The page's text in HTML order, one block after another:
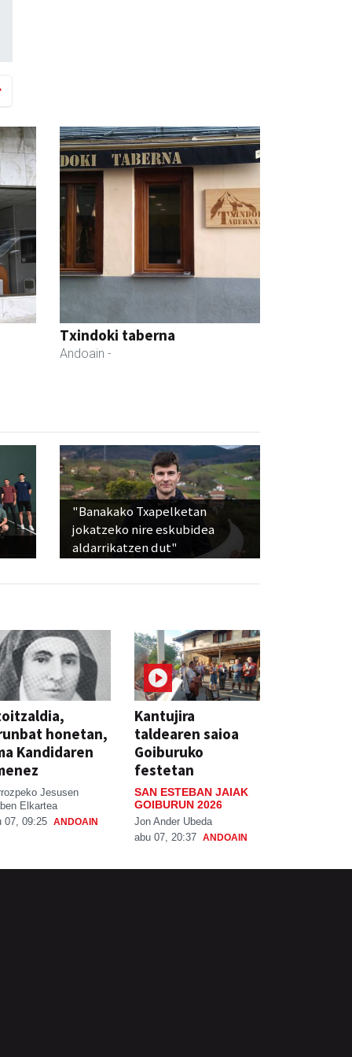
Txindoki taberna
Andoain -
"Banakako Txapelketan
jokatzeko nire eskubidea
aldarrikatzen dut"
honetan,
Kandidaren
Jesusen
Elkartea
07, 09:25 ANDOAIN
Kantujira
taldearen saioa
Goiburuko
festetan
SAN ESTEBAN JAIAK
GOIBURUN 2026
Jon Ander Ubeda
abu 07, 20:37 ANDOAIN